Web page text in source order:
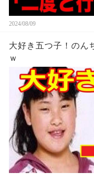
2024/08/09
大好き五つ子！のん
ｗ